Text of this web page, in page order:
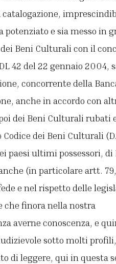
e sia messo in
Beni Culturali con il
42 del 22 gennaio 2004,
concorrente della
anche in accordo con
dei Beni Culturali rubati
dei Beni Culturali
paesi ultimi possessori, di
(in particolare artt.
e nel rispetto delle
che finora nella nostra
averne conoscenza, e
sotto molti
di leggere, qui in questa